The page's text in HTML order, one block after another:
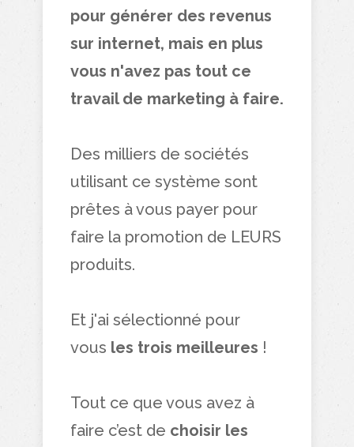
pour générer des revenus
sur internet, mais en plus
vous n'avez pas tout ce
travail de marketing à faire.
Des milliers de sociétés
utilisant ce système sont
prêtes à vous payer pour
faire la promotion de LEURS
produits.
Et j'ai sélectionné pour
vous les trois meilleures !
Tout ce que vous avez à
faire c’est de choisir les